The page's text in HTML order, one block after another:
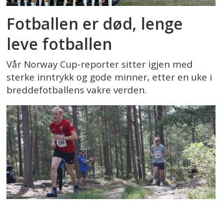
Fotballen er død, lenge
leve fotballen
Vår Norway Cup-reporter sitter igjen med
sterke inntrykk og gode minner, etter en uke i
breddefotballens vakre verden.